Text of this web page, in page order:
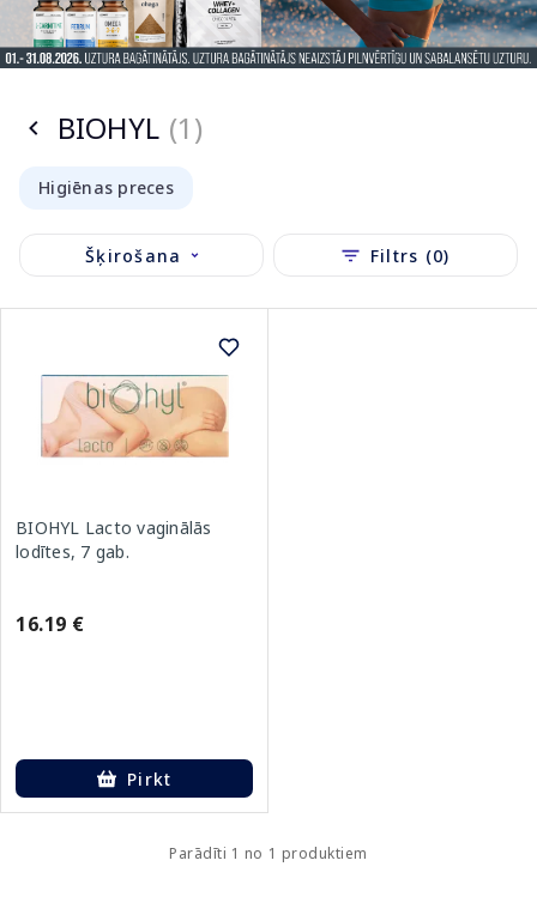
BIOHYL (1)
Higiēnas preces
Šķirošana Filtrs (0)
BIOHYL Lacto vaginālās
lodītes, 7 gab.
16.19 €
Pirkt
Parādīti 1 no 1 produktiem